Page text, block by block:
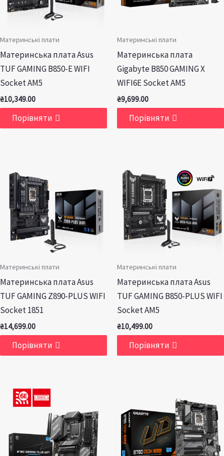
Материнські плати
Материнська плата Asus
TUF GAMING B850-E WIFI
Socket AM5
₴10,349.00
Порівняти
Материнські плати
Материнська плата
Gigabyte B850 GAMING X
WIFI6E Socket AM5
₴9,699.00
Порівняти
Материнські плати
Материнська плата Asus
TUF GAMING Z890-PLUS WIFI
Socket 1851
₴14,699.00
Порівняти
Материнські плати
Материнська плата Asus
TUF GAMING B850-PLUS WIFI
Socket AM5
₴10,499.00
Порівняти